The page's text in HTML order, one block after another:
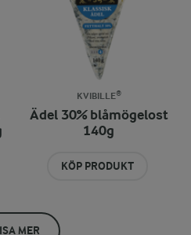
KVIBILLE®
Ädel 30% blåmögelost
140g
KÖP PRODUKT
MER